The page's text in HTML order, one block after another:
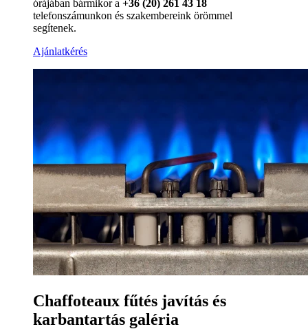
órájában bármikor a +36 (20) 261 43 18
telefonszámunkon és szakembereink örömmel
segítenek.
Ajánlatkérés
Chaffoteaux fűtés javítás és
karbantartás galéria